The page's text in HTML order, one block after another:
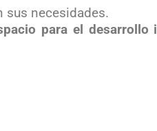
sus necesidades.
para el desarrollo